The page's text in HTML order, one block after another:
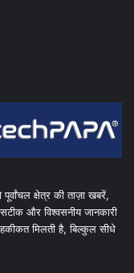
क्षेत्र की ताज़ा खबरें,
सटीक और विश्वसनीय जानकारी
मिलती है, बिल्कुल सीधे